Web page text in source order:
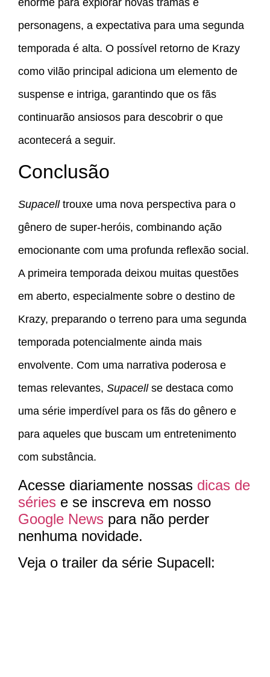
personagens, a expectativa para uma segunda
temporada é alta. O possível retorno de Krazy
como vilão principal adiciona um elemento de
suspense e intriga, garantindo que os fãs
continuarão ansiosos para descobrir o que
acontecerá a seguir.
Conclusão
Supacelltrouxe uma nova perspectiva para o
gênero de super-heróis, combinando ação
emocionante com uma profunda reflexão social.
A primeira temporada deixou muitas questões
em aberto, especialmente sobre o destino de
Krazy, preparando o terreno para uma segunda
temporada potencialmente ainda mais
envolvente. Com uma narrativa poderosa e
temas relevantes, Supacellse destaca como
uma série imperdível para os fãs do gênero e
para aqueles que buscam um entretenimento
com substância.
Acesse diariamente nossas dicas de
séries e se inscreva em nosso
Google News para não perder
nenhuma novidade.
Veja o trailer da série Supacell: